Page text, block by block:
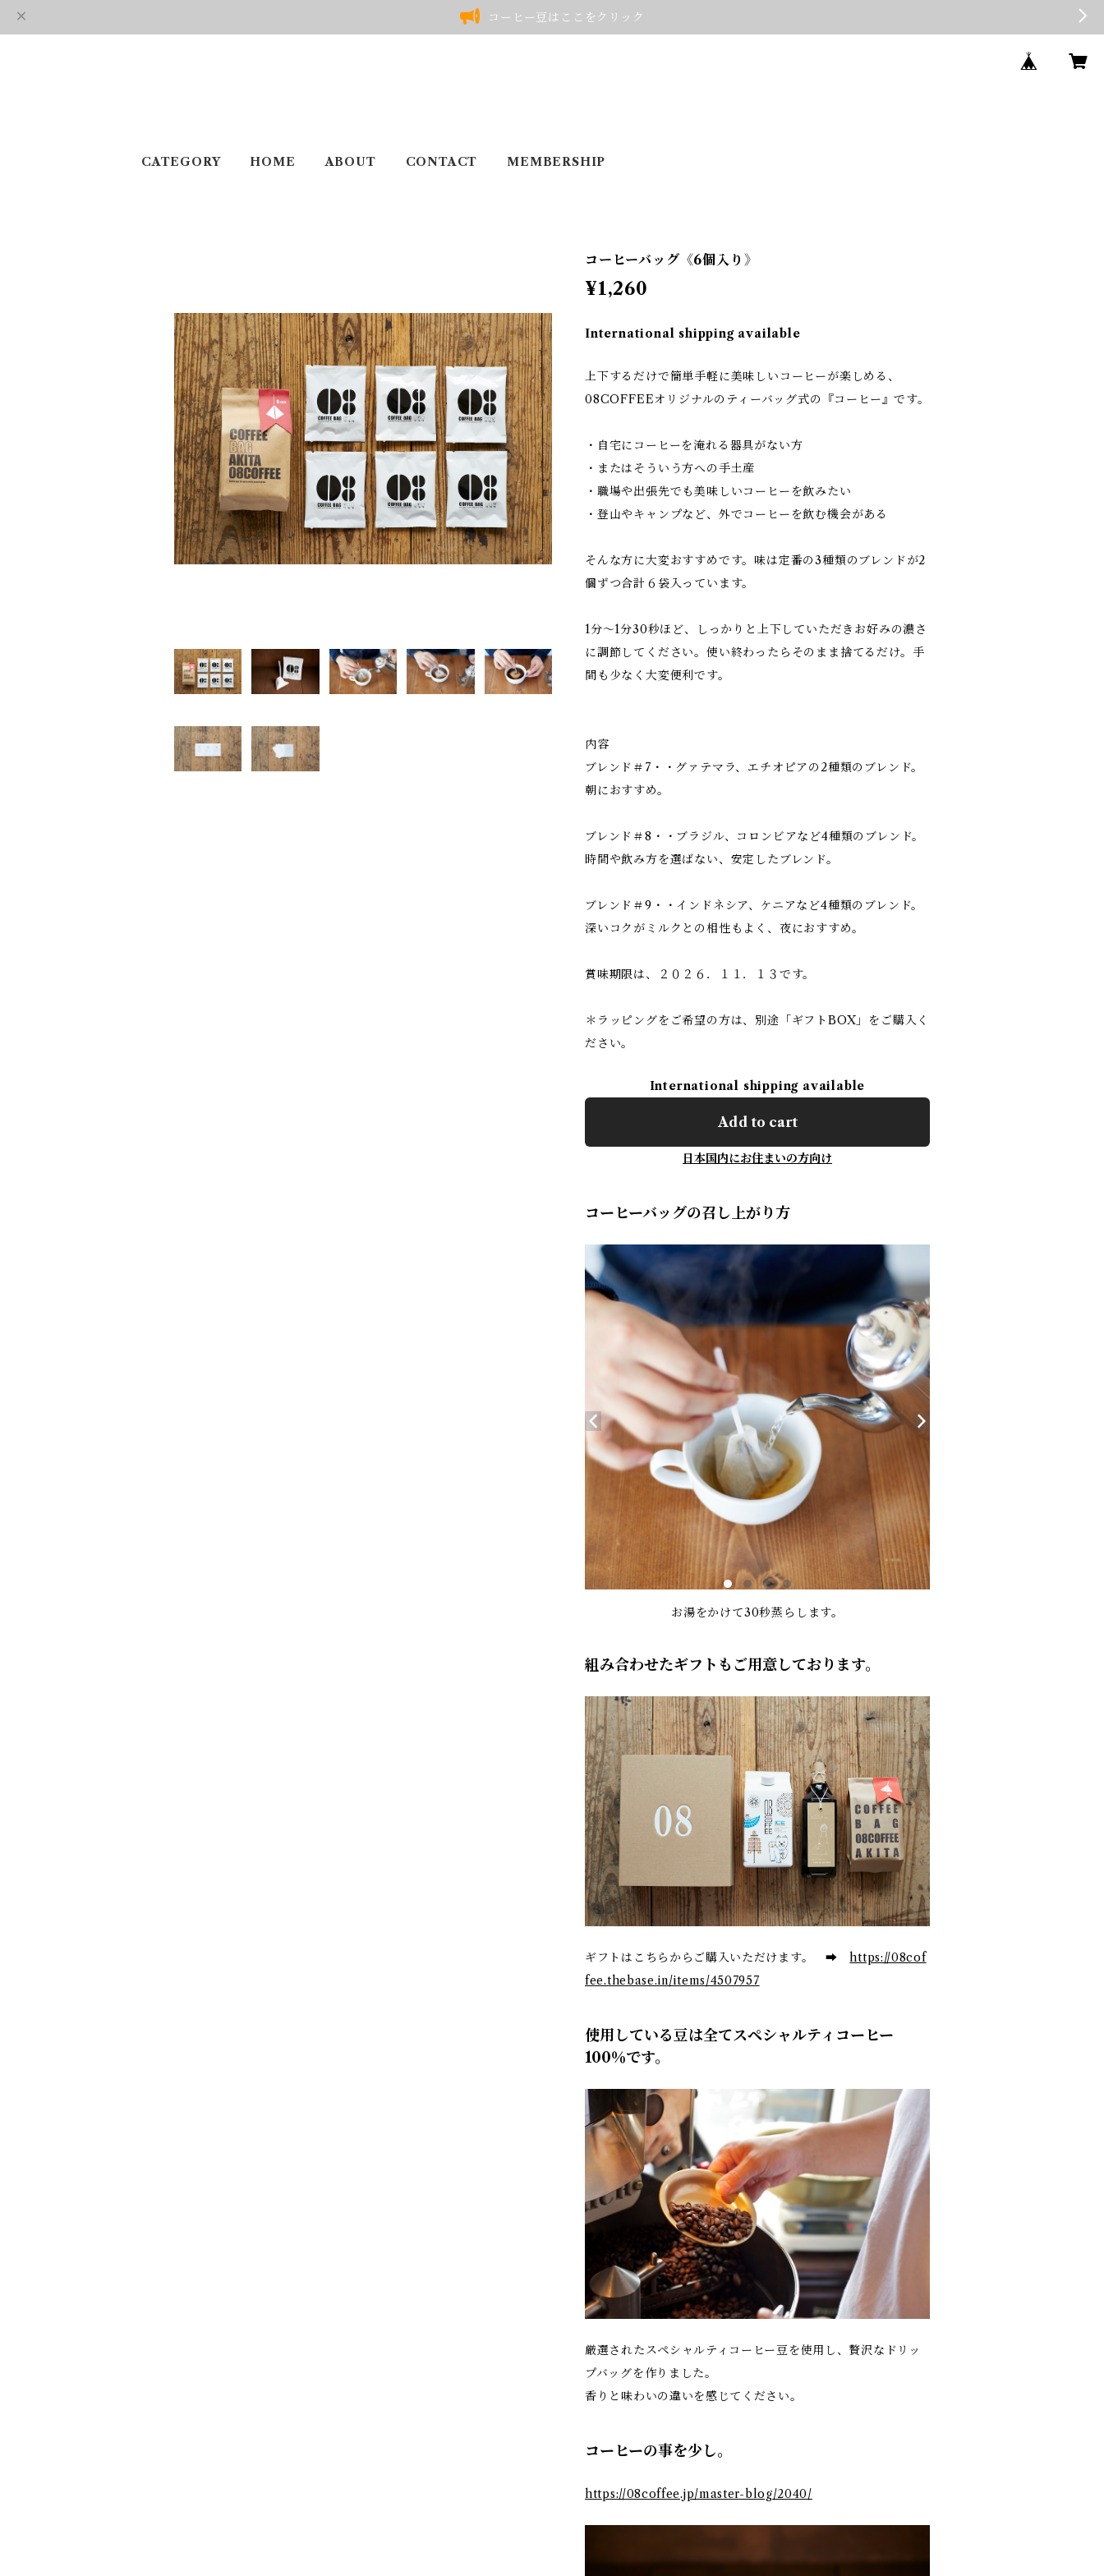
コーヒー豆はここをクリック
CATEGORY HOME ABOUT CONTACT MEMBERSHIP
コーヒーバッグ《6個入り》
¥1,260
International shipping available
上下するだけで簡単手軽に美味しいコーヒーが楽しめる、
08COFFEEオリジナルのティーバッグ式の『コーヒー』です。
・自宅にコーヒーを淹れる器具がない方
・またはそういう方への手土産
・職場や出張先でも美味しいコーヒーを飲みたい
・登山やキャンプなど、外でコーヒーを飲む機会がある
そんな方に大変おすすめです。味は定番の3種類のブレンドが2
個ずつ合計６袋入っています。
1分～1分30秒ほど、しっかりと上下していただきお好みの濃さ
に調節してください。使い終わったらそのまま捨てるだけ。手
間も少なく大変便利です。
内容
ブレンド＃7・・グァテマラ、エチオピアの2種類のブレンド。
朝におすすめ。
ブレンド＃8・・ブラジル、コロンビアなど4種類のブレンド。
時間や飲み方を選ばない、安定したブレンド。
ブレンド＃9・・インドネシア、ケニアなど4種類のブレンド。
深いコクがミルクとの相性もよく、夜におすすめ。
賞味期限は、２０２６．１１．１３です。
＊ラッピングをご希望の方は、別途「ギフトBOX」をご購入く
ださい。
International shipping available
Add to cart
日本国内にお住まいの方向け
コーヒーバッグの召し上がり方
お湯をかけて30秒蒸らします。
組み合わせたギフトもご用意しております。
ギフトはこちらからご購入いただけます。 ➡https://08cof
fee.thebase.in/items/4507957
使用している豆は全てスペシャルティコーヒー
100％です。
厳選されたスペシャルティコーヒー豆を使用し、贅沢なドリッ
プバッグを作りました。
香りと味わいの違いを感じてください。
コーヒーの事を少し。
https://08coffee.jp/master-blog/2040/